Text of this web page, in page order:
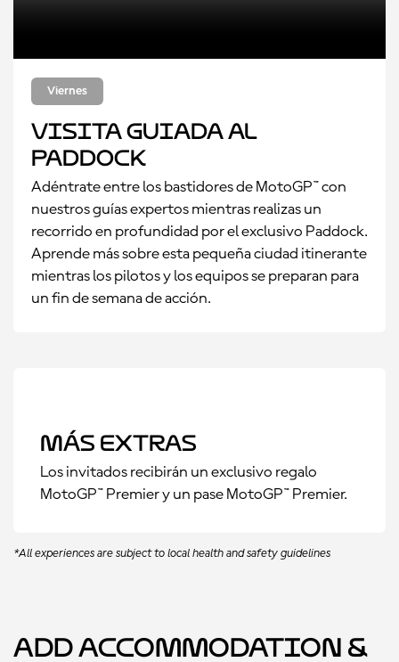
Viernes
Visita guiada al
Paddock
Adéntrate entre los bastidores de MotoGP™ con
nuestros guías expertos mientras realizas un
recorrido en profundidad por el exclusivo Paddock.
Aprende más sobre esta pequeña ciudad itinerante
mientras los pilotos y los equipos se preparan para
un fin de semana de acción.
Más Extras
Los invitados recibirán un exclusivo regalo
MotoGP™ Premier y un pase MotoGP™ Premier.
*All experiences are subject to local health and safety guidelines
Add Accommodation &